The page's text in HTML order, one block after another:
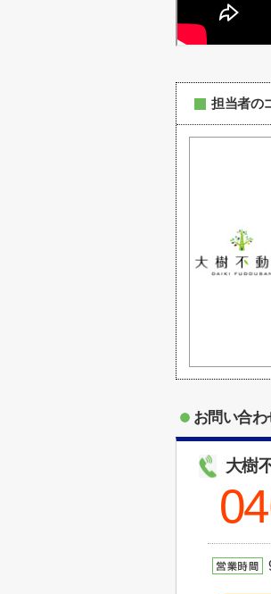
担当者の
お問い合わ
大樹